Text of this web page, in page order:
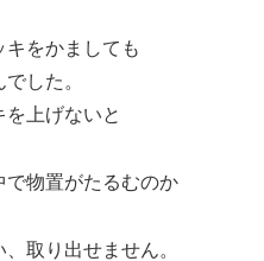
キをかましても
した。
上げないと
で物置がたるむのか
取り出せません。